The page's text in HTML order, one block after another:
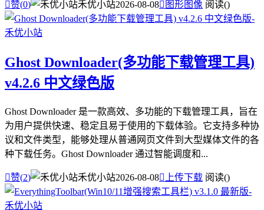
赞(0) 禾优小站2026-08-08 图形图像 阅读()
Ghost Downloader(多功能下载管理工具)
v4.2.6 中文绿色版
Ghost Downloader 是一款高效、多功能的下载管理工具，旨在
为用户提供快速、稳定且易于使用的下载体验。它支持多种协
议和文件类型，能够处理从普通网页文件到大型媒体文件的各
种下载任务。Ghost Downloader 通过智能调度和...
赞(2) 禾优小站2026-08-08 上传下载 阅读()